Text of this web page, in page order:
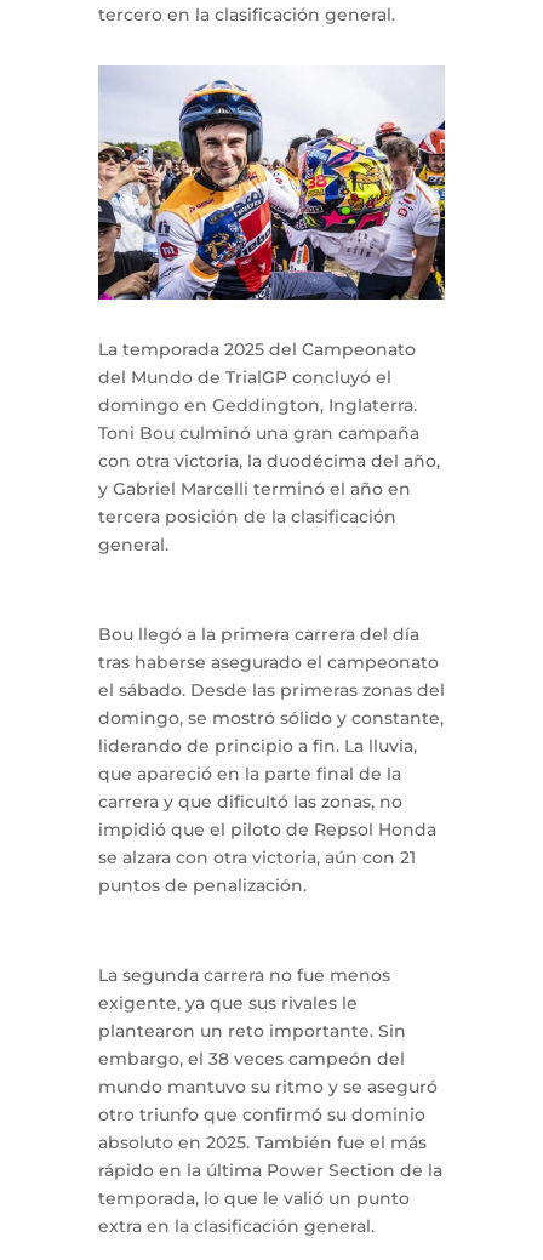
tercero en la clasificación general.
La temporada 2025 del Campeonato
del Mundo de TrialGP concluyó el
domingo en Geddington, Inglaterra.
Toni Bou culminó una gran campaña
con otra victoria, la duodécima del año,
y Gabriel Marcelli terminó el año en
tercera posición de la clasificación
general.
Bou llegó a la primera carrera del día
tras haberse asegurado el campeonato
el sábado. Desde las primeras zonas del
domingo, se mostró sólido y constante,
liderando de principio a fin. La lluvia,
que apareció en la parte final de la
carrera y que dificultó las zonas, no
impidió que el piloto de Repsol Honda
se alzara con otra victoria, aún con 21
puntos de penalización.
La segunda carrera no fue menos
exigente, ya que sus rivales le
plantearon un reto importante. Sin
embargo, el 38 veces campeón del
mundo mantuvo su ritmo y se aseguró
otro triunfo que confirmó su dominio
absoluto en 2025. También fue el más
rápido en la última Power Section de la
temporada, lo que le valió un punto
extra en la clasificación general.